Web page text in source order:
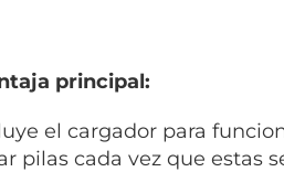
principal:
el cargador para
pilas cada vez que estas